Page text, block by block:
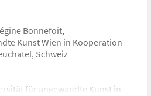
Bonnefoit,
Kunst Wien in Kooperation
Schweiz
für angewandte Kunst in